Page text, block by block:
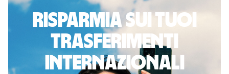
Risparmia sui tuoi
trasferimenti
internazionali